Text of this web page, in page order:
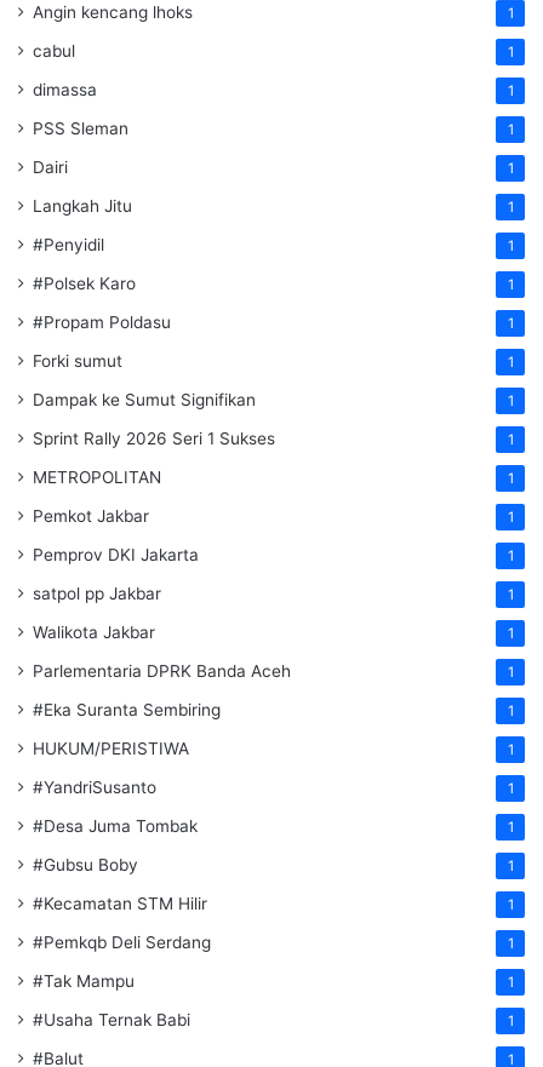
Angin kencang lhoks 1
cabul 1
dimassa 1
PSS Sleman 1
Dairi 1
Langkah Jitu 1
#Penyidil 1
#Polsek Karo 1
#Propam Poldasu 1
Forki sumut 1
Dampak ke Sumut Signifikan 1
Sprint Rally 2026 Seri 1 Sukses 1
METROPOLITAN 1
Pemkot Jakbar 1
Pemprov DKI Jakarta 1
satpol pp Jakbar 1
Walikota Jakbar 1
Parlementaria DPRK Banda Aceh 1
#Eka Suranta Sembiring 1
HUKUM/PERISTIWA 1
#YandriSusanto 1
#Desa Juma Tombak 1
#Gubsu Boby 1
#Kecamatan STM Hilir 1
#Pemkqb Deli Serdang 1
#Tak Mampu 1
#Usaha Ternak Babi 1
#Balut 1